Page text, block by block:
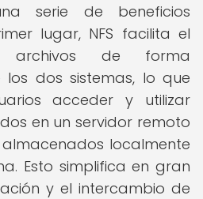
serie de beneficios
lugar, NFS facilita el
archivos de forma
dos sistemas, lo que
acceder y utilizar
en un servidor remoto
localmente
Esto simplifica en gran
y el intercambio de